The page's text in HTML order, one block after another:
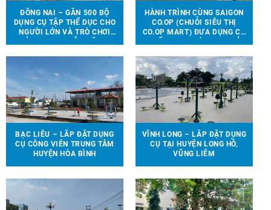
ĐỒNG NAI – GẦN 500 BỘ
DỤNG CỤ TẬP THỂ DỤC CHO
NGƯỜI LỚN VÀ TRÒ CHƠI
HÀNH TRÌNH CÙNG SAIGON
CO.OP (CHUỖI SIÊU THỊ
CO.OP MART) ĐƯA DỤNG CỤ
HỌC TẠI 6 TỈNH THÀNH
BẠC LIÊU – LẮP ĐẶT DỤNG
CỤ CÔNG VIÊN TRUNG TÂM
HUYỆN HÒA BÌNH
VĨNH LONG – LẮP ĐẶT DỤNG
CỤ TẠI HUYỆN LONG HỒ,
VŨNG LIÊM